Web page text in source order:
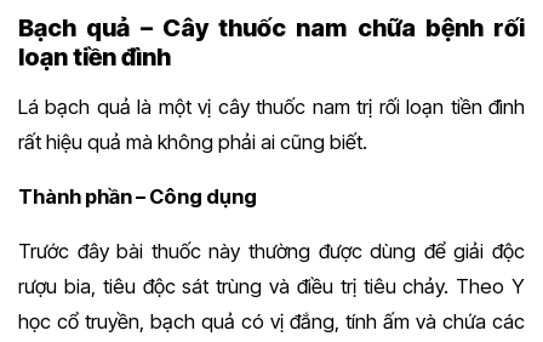
Bạch quả – Cây thuốc nam chữa bệnh rối
loạn tiền đình
Lá bạch quả là một vị cây thuốc nam trị rối loạn tiền đình
rất hiệu quả mà không phải ai cũng biết.
Thành phần – Công dụng
Trước đây bài thuốc này thường được dùng để giải độc
rượu bia, tiêu độc sát trùng và điều trị tiêu chảy. Theo Y
học cổ truyền, bạch quả có vị đắng, tính ấm và chứa các